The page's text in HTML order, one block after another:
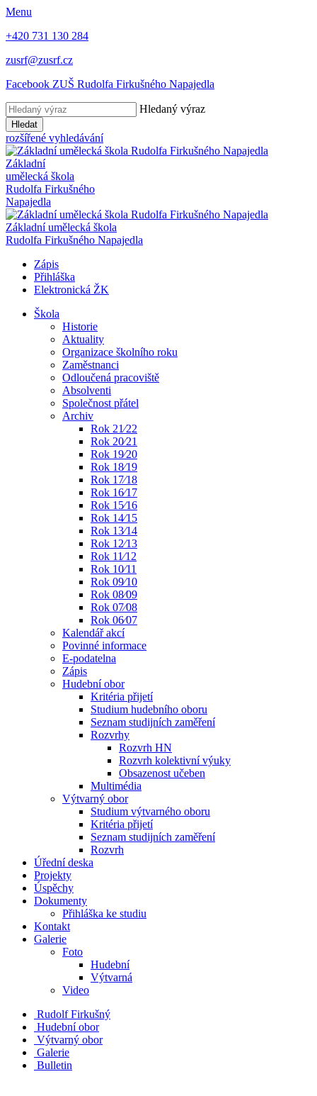
Menu
+420 731 130 284
zusrf@zusrf.cz
Facebook ZUŠ Rudolfa Firkušného Napajedla
Hledaný výraz
Hledat
rozšířené vyhledávání
Základní
umělecká škola
Rudolfa Firkušného
Napajedla
Základní umělecká škola
Rudolfa Firkušného Napajedla
Zápis
Přihláška
Elektronická ŽK
Škola
Historie
Aktuality
Organizace školního roku
Zaměstnanci
Odloučená pracoviště
Absolventi
Společnost přátel
Archiv
Rok 21⁄22
Rok 20⁄21
Rok 19⁄20
Rok 18⁄19
Rok 17⁄18
Rok 16⁄17
Rok 15⁄16
Rok 14⁄15
Rok 13⁄14
Rok 12⁄13
Rok 11⁄12
Rok 10⁄11
Rok 09⁄10
Rok 08⁄09
Rok 07⁄08
Rok 06⁄07
Kalendář akcí
Povinné informace
E-podatelna
Zápis
Hudební obor
Kritéria přijetí
Studium hudebního oboru
Seznam studijních zaměření
Rozvrhy
Rozvrh HN
Rozvrh kolektivní výuky
Obsazenost učeben
Multimédia
Výtvarný obor
Studium výtvarného oboru
Kritéria přijetí
Seznam studijních zaměření
Rozvrh
Úřední deska
Projekty
Úspěchy
Dokumenty
Přihláška ke studiu
Kontakt
Galerie
Foto
Hudební
Výtvarná
Video
Rudolf Firkušný
Hudební obor
Výtvarný obor
Galerie
Bulletin